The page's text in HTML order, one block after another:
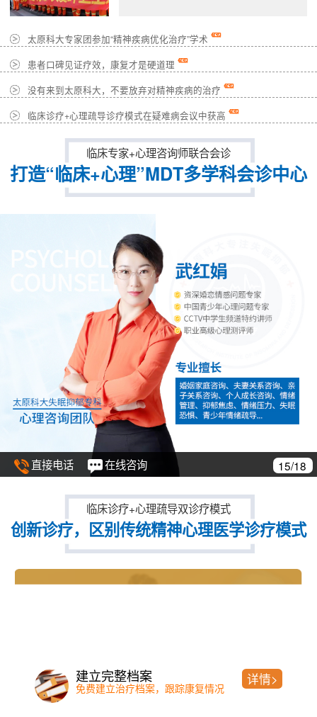
太原科大专家团参加“精神疾病优化治疗”学术
患者口碑见证疗效，康复才是硬道理
没有来到太原科大，不要放弃对精神疾病的治疗
临床诊疗+心理疏导诊疗模式在疑难病会议中获高
临床专家+心理咨询师联合会诊
打造“临床+心理”MDT多学科会诊中心
直接电话 在线咨询 15/18
临床诊疗+心理疏导双诊疗模式
创新诊疗，区别传统精神心理医学诊疗模式
建立完整档案
免费建立治疗档案，跟踪康复情况
详情>